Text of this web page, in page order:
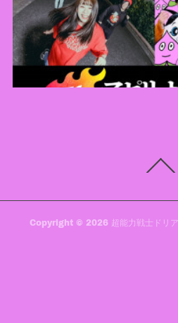
Copyright © 2026 超能力戦士ド